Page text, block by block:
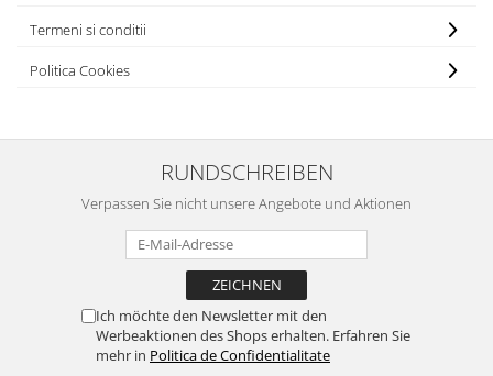
Termeni si conditii
Politica Cookies
RUNDSCHREIBEN
Verpassen Sie nicht unsere Angebote und Aktionen
Ich möchte den Newsletter mit den
Werbeaktionen des Shops erhalten. Erfahren Sie
mehr in Politica de Confidentialitate